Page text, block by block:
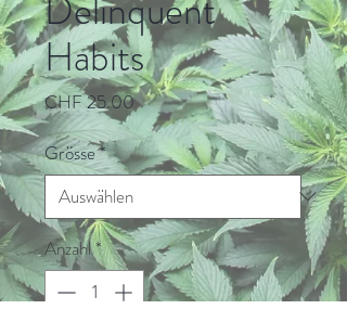
Habits
CHF 25.00Preis
Grösse*
Anzahl*